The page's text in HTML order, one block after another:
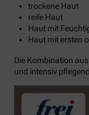
trockene Haut
reife Haut
Haut mit
Haut mit ersten
Die Kombination
und intensiv